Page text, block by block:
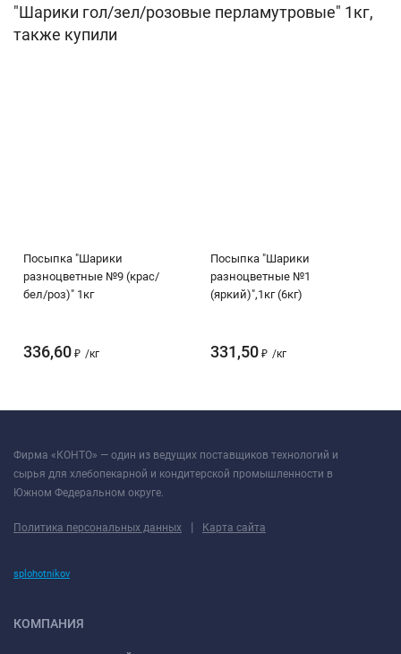
"Шарики гол/зел/розовые перламутровые" 1кг,
также купили
Посыпка "Шарики
разноцветные №9 (крас/
бел/роз)" 1кг
336,60 ₽ /кг
Посыпка "Шарики
разноцветные №1
(яркий)",1кг (6кг)
331,50 ₽ /кг
Фирма «КОНТО» — один из ведущих поставщиков технологий и
сырья для хлебопекарной и кондитерской промышленности в
Южном Федеральном округе.
Политика персональных данных | Карта сайта
splohotnikov
КОМПАНИЯ